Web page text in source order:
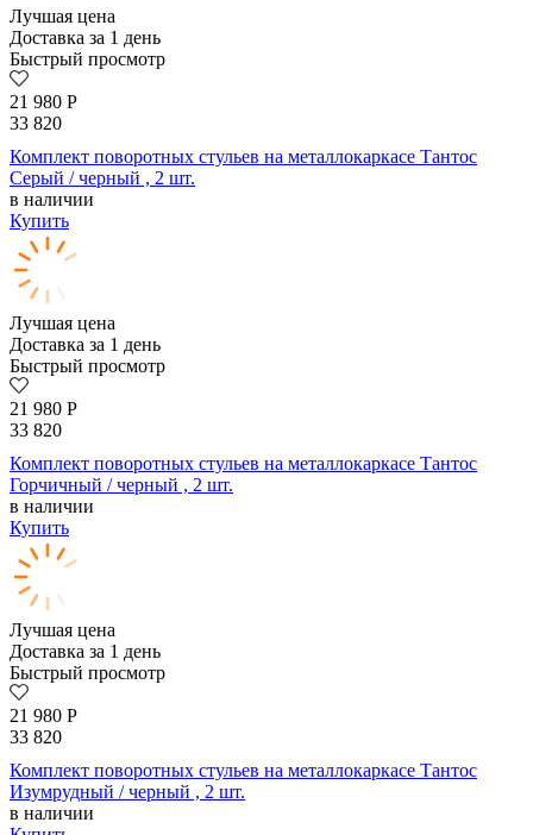
Лучшая цена
Доставка за 1 день
Быстрый просмотр
21 980 Р
33 820
Комплект поворотных стульев на металлокаркасе Тантос
Серый / черный , 2 шт.
в наличии
Купить
Лучшая цена
Доставка за 1 день
Быстрый просмотр
21 980 Р
33 820
Комплект поворотных стульев на металлокаркасе Тантос
Горчичный / черный , 2 шт.
в наличии
Купить
Лучшая цена
Доставка за 1 день
Быстрый просмотр
21 980 Р
33 820
Комплект поворотных стульев на металлокаркасе Тантос
Изумрудный / черный , 2 шт.
в наличии